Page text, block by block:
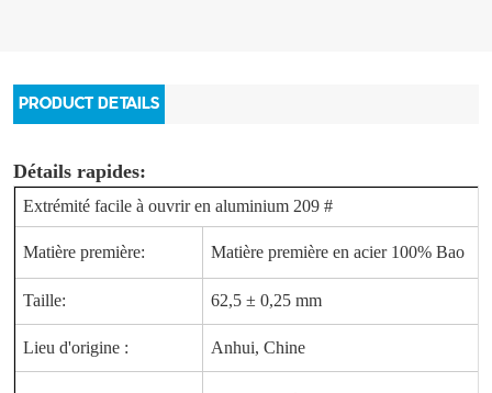
PRODUCT DETAILS
Détails rapides:
Extrémité facile à ouvrir en aluminium 209 #
Matière première: Matière première en acier 100% Bao
Taille: 62,5 ± 0,25 mm
Lieu d'origine : Anhui, Chine